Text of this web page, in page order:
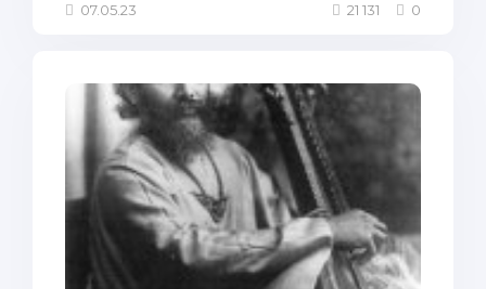
07.05.23 21 131 0